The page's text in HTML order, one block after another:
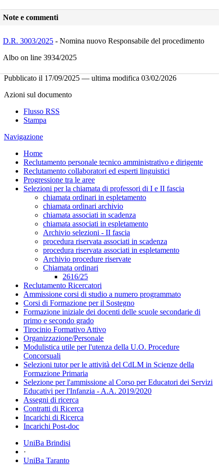
Note e commenti
D.R. 3003/2025 - Nomina nuovo Responsabile del procedimento
Albo on line 3934/2025
Pubblicato il 17/09/2025 — ultima modifica 03/02/2026
Azioni sul documento
Flusso RSS
Stampa
Navigazione
Home
Reclutamento personale tecnico amministrativo e dirigente
Reclutamento collaboratori ed esperti linguistici
Progressione tra le aree
Selezioni per la chiamata di professori di I e II fascia
chiamata ordinari in espletamento
chiamata ordinari archivio
chiamata associati in scadenza
chiamata associati in espletamento
Archivio selezioni - II fascia
procedura riservata associati in scadenza
procedura riservata associati in espletamento
Archivio procedure riservate
Chiamata ordinari
2616/25
Reclutamento Ricercatori
Ammissione corsi di studio a numero programmato
Corsi di Formazione per il Sostegno
Formazione iniziale dei docenti delle scuole secondarie di
primo e secondo grado
Tirocinio Formativo Attivo
Organizzazione/Personale
Modulistica utile per l'utenza della U.O. Procedure
Concorsuali
Selezioni tutor per le attività del CdLM in Scienze della
Formazione Primaria
Selezione per l'ammissione al Corso per Educatori dei Servizi
Educativi per l'Infanzia - A.A. 2019/2020
Assegni di ricerca
Contratti di Ricerca
Incarichi di Ricerca
Incarichi Post-doc
UniBa Brindisi
·
UniBa Taranto